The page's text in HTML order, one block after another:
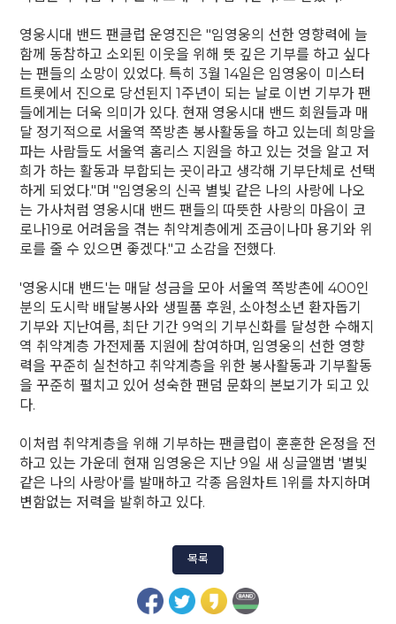
영웅시대 밴드 팬클럽 운영진은 "임영웅의 선한 영향력에 늘
함께 동참하고 소외된 이웃을 위해 뜻 깊은 기부를 하고 싶다
는 팬들의 소망이 있었다. 특히 3월 14일은 임영웅이 미스터
트롯에서 진으로 당선된지 1주년이 되는 날로 이번 기부가 팬
들에게는 더욱 의미가 있다. 현재 영웅시대 밴드 회원들과 매
달 정기적으로 서울역 쪽방촌 봉사활동을 하고 있는데 희망을
파는 사람들도 서울역 홈리스 지원을 하고 있는 것을 알고 저
희가 하는 활동과 부합되는 곳이라고 생각해 기부단체로 선택
하게 되었다."며 "임영웅의 신곡 별빛 같은 나의 사랑에 나오
는 가사처럼 영웅시대 밴드 팬들의 따뜻한 사랑의 마음이 코
로나19로 어려움을 겪는 취약계층에게 조금이나마 용기와 위
로를 줄 수 있으면 좋겠다."고 소감을 전했다.
'영웅시대 밴드'는 매달 성금을 모아 서울역 쪽방촌에 400인
분의 도시락 배달봉사와 생필품 후원, 소아청소년 환자돕기
기부와 지난여름, 최단 기간 9억의 기부신화를 달성한 수해지
역 취약계층 가전제품 지원에 참여하며, 임영웅의 선한 영향
력을 꾸준히 실천하고 취약계층을 위한 봉사활동과 기부활동
을 꾸준히 펼치고 있어 성숙한 팬덤 문화의 본보기가 되고 있
다.
이처럼 취약계층을 위해 기부하는 팬클럽이 훈훈한 온정을 전
하고 있는 가운데 현재 임영웅은 지난 9일 새 싱글앨범 '별빛
같은 나의 사랑아'를 발매하고 각종 음원차트 1위를 차지하며
변함없는 저력을 발휘하고 있다.
목록